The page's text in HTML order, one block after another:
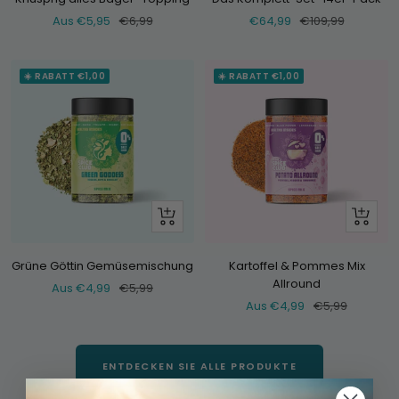
Verkaufspreis
Aus €5,95 Normaler
€6,99
Verkaufspreis
€64,99 Normaler
€109,99
☀️ RABATT €1,00
Schau
Grüne Göttin Gemüsemischung
Verkaufspreis
Aus €4,99 Normaler
€5,99
☀️ RABATT €1,00
Schau
Kartoffel & Pommes Mix
Allround
Verkaufspreis
Aus €4,99 Normaler
€5,99
ENTDECKEN SIE ALLE PRODUKTE